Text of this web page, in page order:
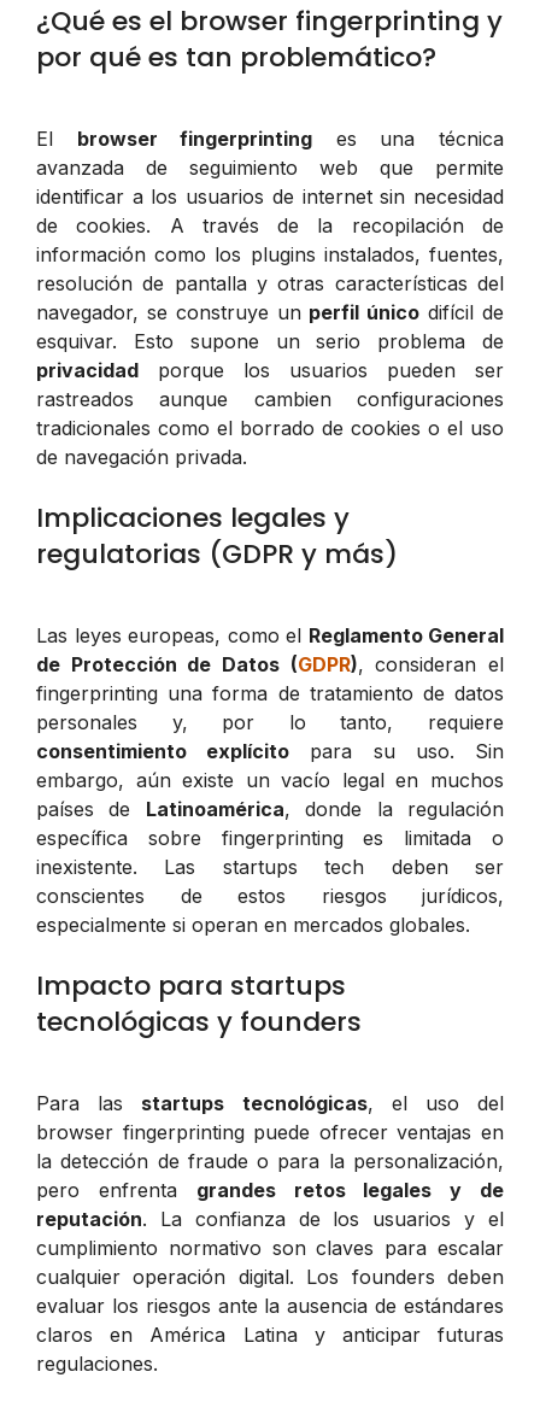
¿Qué es el browser fingerprinting y
por qué es tan problemático?
El browser fingerprinting es una técnica
avanzada de seguimiento web que permite
identificar a los usuarios de internet sin necesidad
de cookies. A través de la recopilación de
información como los plugins instalados, fuentes,
resolución de pantalla y otras características del
navegador, se construye un perfil único difícil de
esquivar. Esto supone un serio problema de
privacidad porque los usuarios pueden ser
rastreados aunque cambien configuraciones
tradicionales como el borrado de cookies o el uso
de navegación privada.
Implicaciones legales y
regulatorias (GDPR y más)
Las leyes europeas, como el Reglamento General
de Protección de Datos (GDPR), consideran el
fingerprinting una forma de tratamiento de datos
personales y, por lo tanto, requiere
consentimiento explícito para su uso. Sin
embargo, aún existe un vacío legal en muchos
países de Latinoamérica, donde la regulación
específica sobre fingerprinting es limitada o
inexistente. Las startups tech deben ser
conscientes de estos riesgos jurídicos,
especialmente si operan en mercados globales.
Impacto para startups
tecnológicas y founders
Para las startups tecnológicas, el uso del
browser fingerprinting puede ofrecer ventajas en
la detección de fraude o para la personalización,
pero enfrenta grandes retos legales y de
reputación. La confianza de los usuarios y el
cumplimiento normativo son claves para escalar
cualquier operación digital. Los founders deben
evaluar los riesgos ante la ausencia de estándares
claros en América Latina y anticipar futuras
regulaciones.